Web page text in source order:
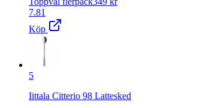
7.81
Köp
5
Iittala Citterio 98 Lattesked